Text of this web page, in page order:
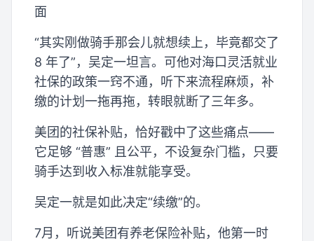
面
“其实刚做骑手那会儿就想续上，毕竟都交了
8 年了”，吴定一坦言。可他对海口灵活就业
社保的政策一窍不通，听下来流程麻烦，补
缴的计划一拖再拖，转眼就断了三年多。
美团的社保补贴，恰好戳中了这些痛点——
它足够 “普惠” 且公平，不设复杂门槛，只要
骑手达到收入标准就能享受。
吴定一就是如此决定“续缴”的。
7月，听说美团有养老保险补贴，他第一时